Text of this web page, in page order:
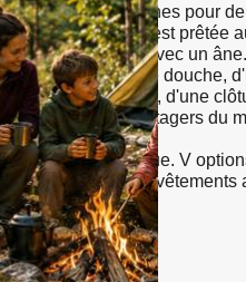
de 2 à 5 personnes pour
Une bombe est prêtée
de randonnée avec un
d'une tente douche,
et papier toilette, d'une
Accueil par les potagers du
goûter, sentir.
Le kit barbecue. V
sac de couchage, vêtements